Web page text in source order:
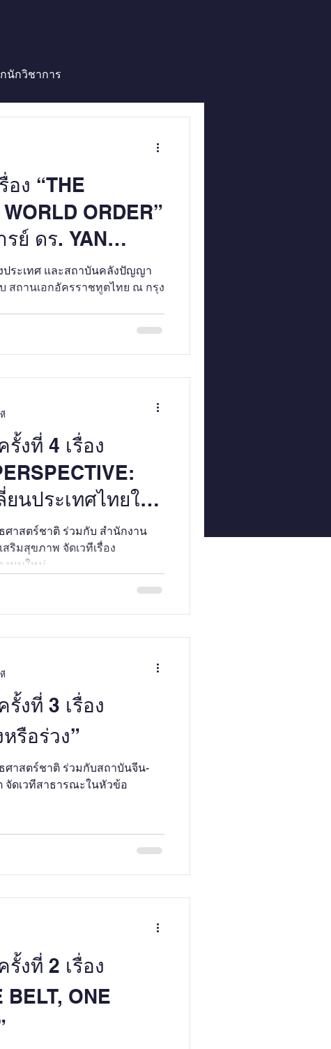
นักวิชาการ
World Think Tank Mornitor
& Southeast Asia Monitor
อง “THE
ORDER”
ย์ ดร. YAN
ประเทศ และสถาบันคลังปัญญา
สถานเอกอัครราชทูตไทย ณ กรุง
งที่ 4 เรื่อง
นประเทศไทยให้
าสตร์ชาติ ร่วมกับ สำนักงาน
ริมสุขภาพ จัดเวทีเรื่อง
มุมใหม่...
งที่ 3 เรื่อง
รือร่วง”
าสตร์ชาติ ร่วมกับสถาบันจีน-
จัดเวทีสาธารณะในหัวข้อ
งที่ 2 เรื่อง
BELT, ONE